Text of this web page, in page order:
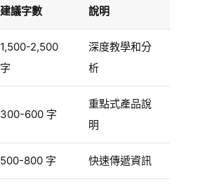
建議字數 說明
1,500-2,500
字
深度教學和分
析
300-600 字
重點式產品說
明
500-800 字 快速傳遞資訊